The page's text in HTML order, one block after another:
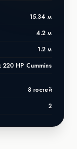
15.34 м
4.2 м
1.2 м
220 HP Cummins
8 гостей
2